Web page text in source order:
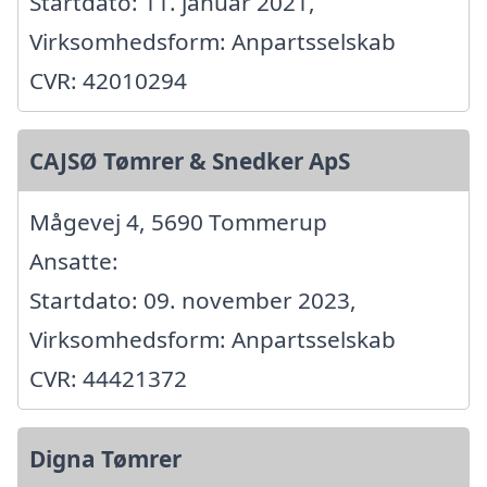
Virksomhedsform: Anpartsselskab
CVR: 42010294
CAJSØ Tømrer & Snedker ApS
Mågevej 4, 5690 Tommerup
Ansatte:
Startdato: 09. november 2023,
Virksomhedsform: Anpartsselskab
CVR: 44421372
Digna Tømrer